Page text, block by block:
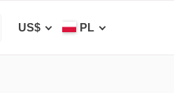
US$ PL